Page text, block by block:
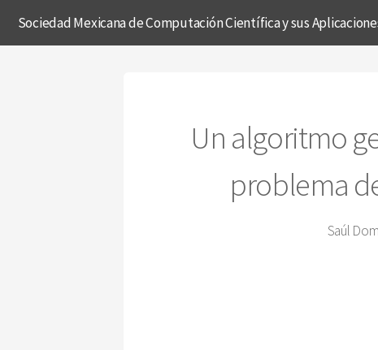
Sociedad Mexicana de Computación Científica y sus
Un algoritmo
problema
Saúl